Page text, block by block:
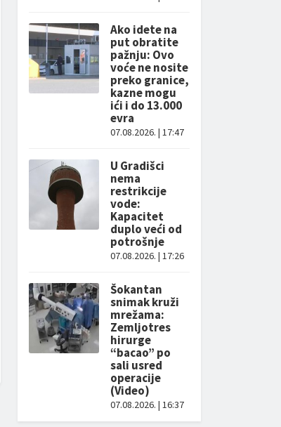
Ako idete na
put obratite
pažnju: Ovo
voće ne nosite
preko granice,
kazne mogu
ići i do 13.000
evra
07.08.2026. | 17:47
U Gradišci
nema
restrikcije
vode:
Kapacitet
duplo veći od
potrošnje
07.08.2026. | 17:26
Šokantan
snimak kruži
mrežama:
Zemljotres
hirurge
“bacao” po
sali usred
operacije
(Video)
07.08.2026. | 16:37